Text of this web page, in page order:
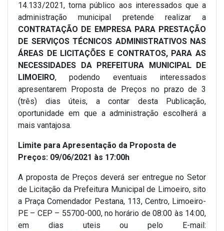
14.133/2021, torna público aos interessados que a
administração municipal pretende realizar a
CONTRATAÇÃO DE EMPRESA PARA PRESTAÇÃO
DE SERVIÇOS TÉCNICOS ADMINISTRATIVOS NAS
ÁREAS DE LICITAÇÕES E CONTRATOS, PARA AS
NECESSIDADES DA PREFEITURA MUNICIPAL DE
LIMOEIRO, podendo eventuais interessados
apresentarem Proposta de Preços no prazo de 3
(três) dias úteis, a contar desta Publicação,
oportunidade em que a administração escolherá a
mais vantajosa.
Limite para Apresentação da Proposta de
Preços: 09/06/2021 às 17:00h
A proposta de Preços deverá ser entregue no Setor
de Licitação da Prefeitura Municipal de Limoeiro, sito
a Praça Comendador Pestana, 113, Centro, Limoeiro-
PE – CEP – 55700-000, no horário de 08:00 às 14:00,
em dias uteis ou pelo E-mail: